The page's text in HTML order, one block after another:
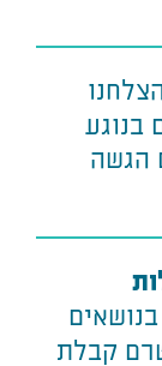
בנוגע
הגשה
, בנושאים
קבלת